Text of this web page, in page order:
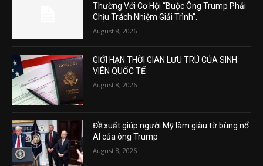
Thường Với Cơ Hội “Buộc Ông Trump Phải
Chịu Trách Nhiệm Giải Trình”.
August 8, 2026
GIỚI HẠN THỜI GIAN LƯU TRÚ CỦA SINH
VIÊN QUỐC TẾ
August 8, 2026
Đề xuất giúp người Mỹ làm giàu từ bùng nổ
AI của ông Trump
August 8, 2026